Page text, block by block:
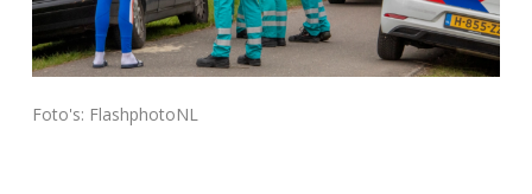
Foto's: FlashphotoNL